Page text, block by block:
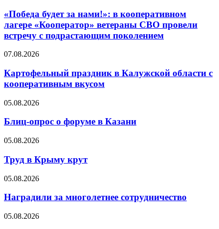
«Победа будет за нами!»: в кооперативном
лагере «Кооператор» ветераны СВО провели
встречу с подрастающим поколением
07.08.2026
Картофельный праздник в Калужской области с
кооперативным вкусом
05.08.2026
Блиц-опрос о форуме в Казани
05.08.2026
Труд в Крыму крут
05.08.2026
Наградили за многолетнее сотрудничество
05.08.2026